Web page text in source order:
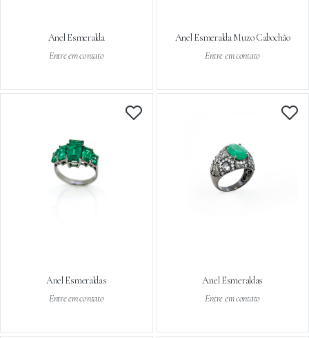
Anel Esmeralda
Entre em contato
Anel Esmeralda Muzo Cabochão
Entre em contato
Anel Esmeraldas
Entre em contato
Anel Esmeraldas
Entre em contato